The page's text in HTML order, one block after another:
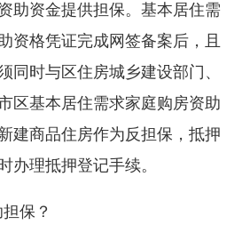
助资金提供担保。基本居住需
资格凭证完成网签备案后，且
同时与区住房城乡建设部门、
区基本居住需求家庭购房资助
建商品住房作为反担保，抵押
办理抵押登记手续。
保？